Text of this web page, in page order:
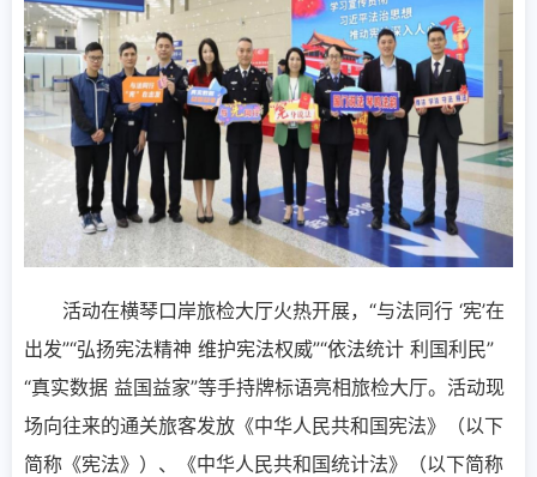
活动在横琴口岸旅检大厅火热开展，“与法同行 ‘宪’在
出发”“弘扬宪法精神 维护宪法权威”“依法统计 利国利民”
“真实数据 益国益家”等手持牌标语亮相旅检大厅。活动现
场向往来的通关旅客发放《中华人民共和国宪法》（以下
简称《宪法》）、《中华人民共和国统计法》（以下简称